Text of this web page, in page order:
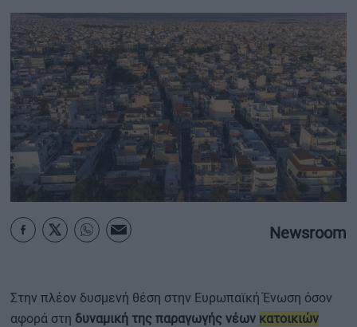
MY PROPERTY
ΚΑΡΑΜΠΟΛΕΣ
ΟΡΟΙ ΧΡΗΣΗΣ
ΕΠΙΚΟΙΝΩΝΙΑ
ΤΑΥΤΟΤΗΤΑ
Newsroom
Στην πλέον δυσμενή θέση στην Ευρωπαϊκή Ένωση όσον
αφορά στη δυναμική της παραγωγής νέων κατοικιών